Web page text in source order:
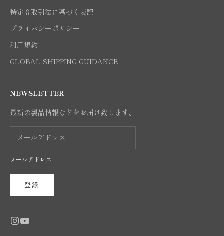
特定商取引法に基づく表記
プライバシーポリシー
利用規約
GLOBAL SHIPPING GUIDANCE
NEWSLETTER
最新の製品情報などをお届け致します。
メールアドレス
登録